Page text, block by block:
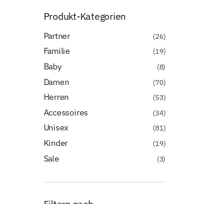
Produkt-Kategorien
Partner (26)
Familie (19)
Baby (8)
Damen (70)
Herren (53)
Accessoires (34)
Unisex (81)
Kinder (19)
Sale (3)